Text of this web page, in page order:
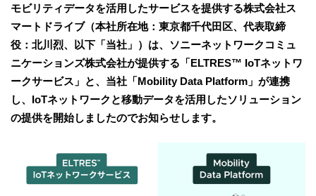
モビリティデータを活用したサービスを提供する株式会社ス
マートドライブ（本社所在地：東京都千代田区、代表取締
役：北川烈、以下「当社」）は、ソニーネットワークコミュ
ニケーションズ株式会社が提供する「ELTRES™ IoTネットワ
ークサービス」と、当社「Mobility Data Platform」が連携
し、IoTネットワークと移動データを活用したソリューション
の提供を開始しましたのでお知らせします。